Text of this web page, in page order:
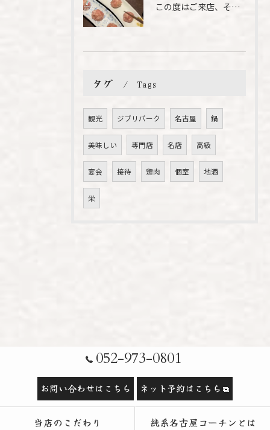
この度はご来店、そして素敵なご紹介誠にありがとうございます✨...
タグ Tags
観光 ジブリパーク 名古屋 鍋
美味しい 専門店 名店 高級
宴会 接待 鶏肉 個室 地酒
栄
052-973-0801
お問い合わせはこちら ネット予約はこちら
当店のこだわり 純系名古屋コーチンとは